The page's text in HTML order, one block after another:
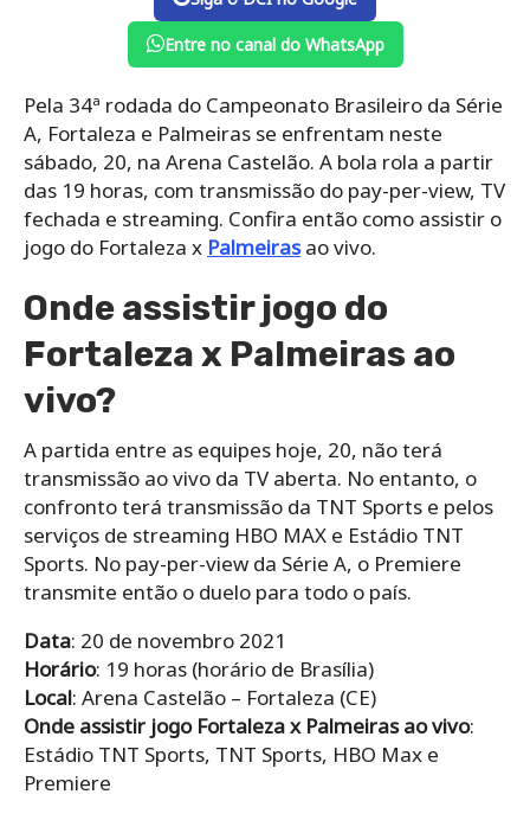
Entre no canal do WhatsApp
Pela 34ª rodada do Campeonato Brasileiro da Série
A, Fortaleza e Palmeiras se enfrentam neste
sábado, 20, na Arena Castelão. A bola rola a partir
das 19 horas, com transmissão do pay-per-view, TV
fechada e streaming. Confira então como assistir o
jogo do Fortaleza x Palmeirasao vivo.
Onde assistir jogo do
Fortaleza x Palmeiras ao
vivo?
A partida entre as equipes hoje, 20, não terá
transmissão ao vivo da TV aberta. No entanto, o
confronto terá transmissão da TNT Sports e pelos
serviços de streaming HBO MAX e Estádio TNT
Sports. No pay-per-view da Série A, o Premiere
transmite então o duelo para todo o país.
Data: 20 de novembro 2021
Horário: 19 horas (horário de Brasília)
Local: Arena Castelão – Fortaleza (CE)
Onde assistir jogo Fortaleza x Palmeiras ao vivo:
Estádio TNT Sports, TNT Sports, HBO Max e
Premiere